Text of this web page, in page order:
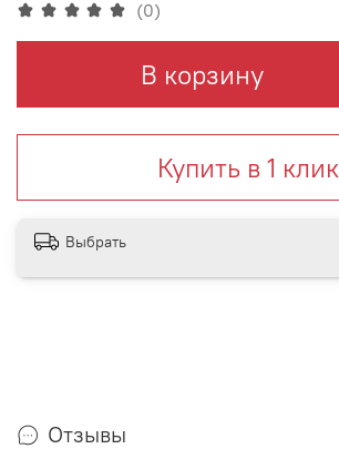
(0)
В корзину
Купить в 1 клик
Выбрать
Отзывы